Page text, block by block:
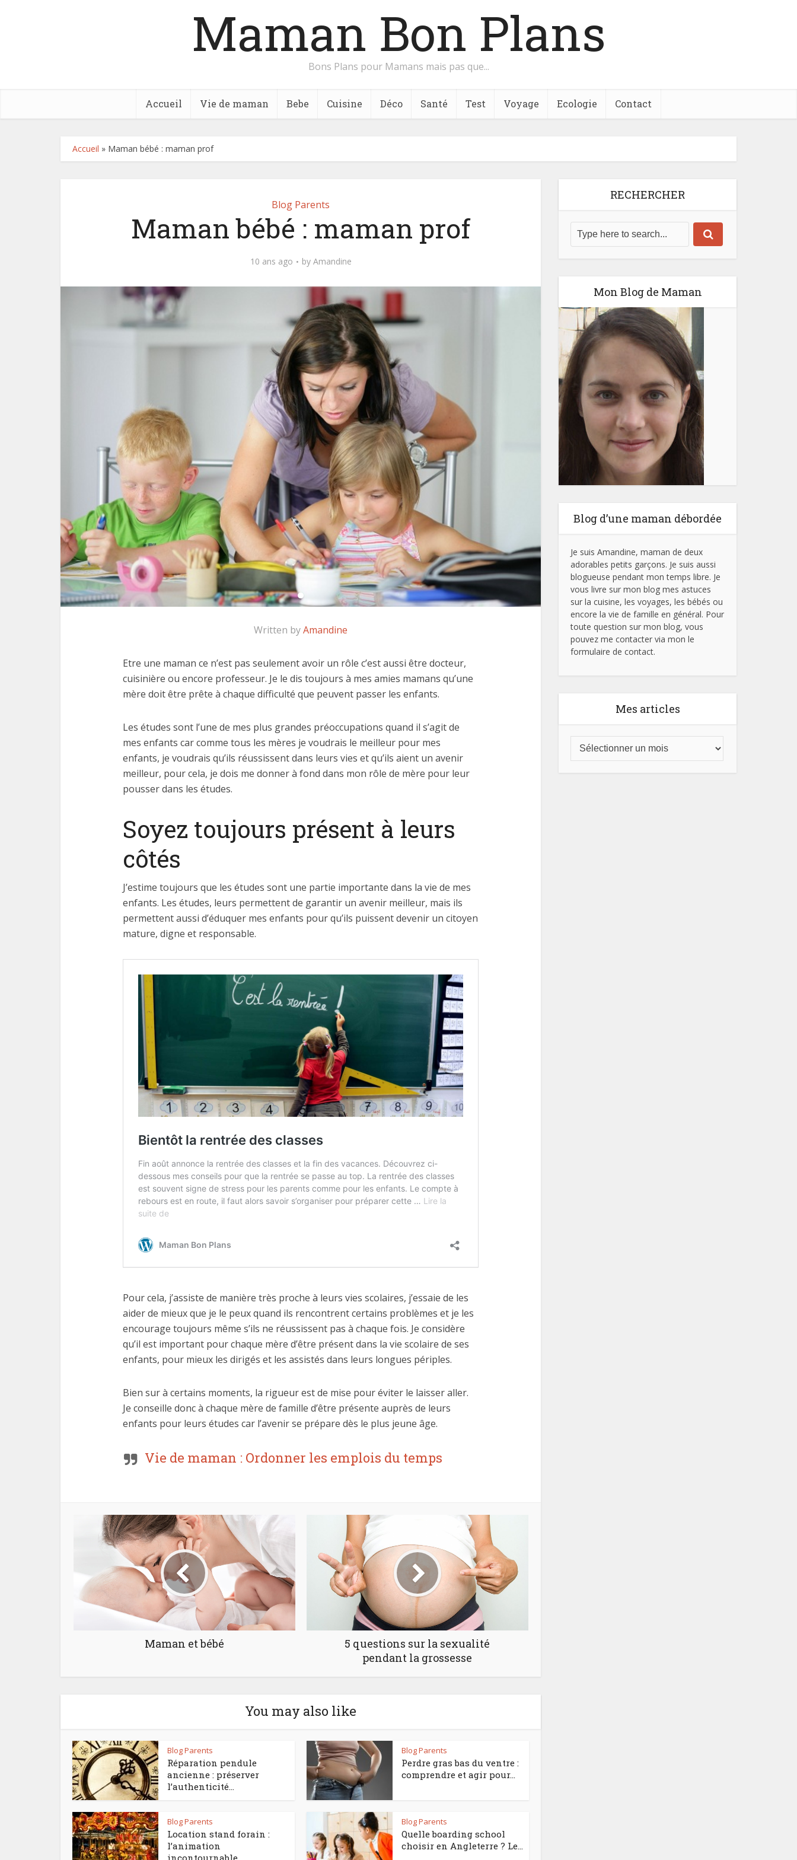
Maman Bon Plans
Bons Plans pour Mamans mais pas que...
Accueil Vie de maman Bebe Cuisine Déco Santé Test Voyage Ecologie Contact
Accueil » Maman bébé : maman prof
Blog Parents
Maman bébé : maman prof
10 ans ago by Amandine
Written byAmandine
Etre une maman ce n’est pas seulement avoir un rôle c’est aussi être docteur,
cuisinière ou encore professeur. Je le dis toujours à mes amies mamans qu’une
mère doit être prête à chaque difficulté que peuvent passer les enfants.
Les études sont l’une de mes plus grandes préoccupations quand il s’agit de
mes enfants car comme tous les mères je voudrais le meilleur pour mes
enfants, je voudrais qu’ils réussissent dans leurs vies et qu’ils aient un avenir
meilleur, pour cela, je dois me donner à fond dans mon rôle de mère pour leur
pousser dans les études.
Soyez toujours présent à leurs
côtés
J’estime toujours que les études sont une partie importante dans la vie de mes
enfants. Les études, leurs permettent de garantir un avenir meilleur, mais ils
permettent aussi d’éduquer mes enfants pour qu’ils puissent devenir un citoyen
mature, digne et responsable.
Pour cela, j’assiste de manière très proche à leurs vies scolaires, j’essaie de les
aider de mieux que je le peux quand ils rencontrent certains problèmes et je les
encourage toujours même s’ils ne réussissent pas à chaque fois. Je considère
qu’il est important pour chaque mère d’être présent dans la vie scolaire de ses
enfants, pour mieux les dirigés et les assistés dans leurs longues périples.
Bien sur à certains moments, la rigueur est de mise pour éviter le laisser aller.
Je conseille donc à chaque mère de famille d’être présente auprès de leurs
enfants pour leurs études car l’avenir se prépare dès le plus jeune âge.
Vie de maman : Ordonner les emplois du temps
Maman et bébé
5 questions sur la sexualité
pendant la grossesse
You may also like
Blog Parents
Réparation pendule
ancienne : préserver
l’authenticité...
Blog Parents
Perdre gras bas du ventre :
comprendre et agir pour...
Blog Parents
Location stand forain :
l’animation
incontournable...
Blog Parents
Quelle boarding school
choisir en Angleterre ? Le...
RECHERCHER
Mon Blog de Maman
Blog d’une maman débordée
Je suis Amandine, maman de deux
adorables petits garçons. Je suis aussi
blogueuse pendant mon temps libre. Je
vous livre sur mon blog mes astuces
sur la cuisine, les voyages, les bébés ou
encore la vie de famille en général. Pour
toute question sur mon blog, vous
pouvez me contacter via mon le
formulaire de contact.
Mes articles